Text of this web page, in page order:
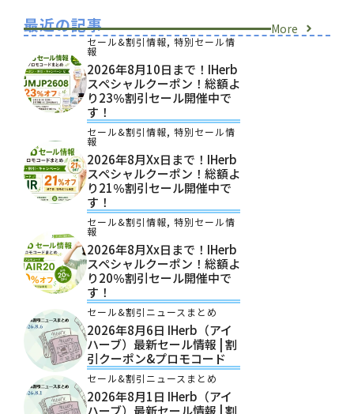
最近の記事 More
セール&割引情報, 特別セール情
報
2026年8月10日まで！iHerb
スペシャルクーポン！総額よ
り23％割引セール開催中で
す！
セール&割引情報, 特別セール情
報
2026年8月xx日まで！iHerb
スペシャルクーポン！総額よ
り21％割引セール開催中で
す！
セール&割引情報, 特別セール情
報
2026年8月xx日まで！iHerb
スペシャルクーポン！総額よ
り20％割引セール開催中で
す！
セール&割引ニュースまとめ
2026年8月6日 IHerb（アイ
ハーブ）最新セール情報 | 割
引クーポン&プロモコード
セール&割引ニュースまとめ
2026年8月1日 IHerb（アイ
ハーブ）最新セール情報 | 割